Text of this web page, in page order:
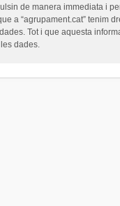
de manera immediata i
a “agrupament.cat”
Tot i que aquesta
dades.